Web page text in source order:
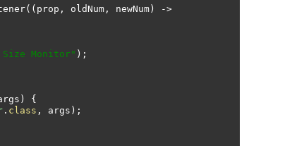
(( prop , oldNum , newNum )
->
Size Monitor" );
)
{
. class , args );